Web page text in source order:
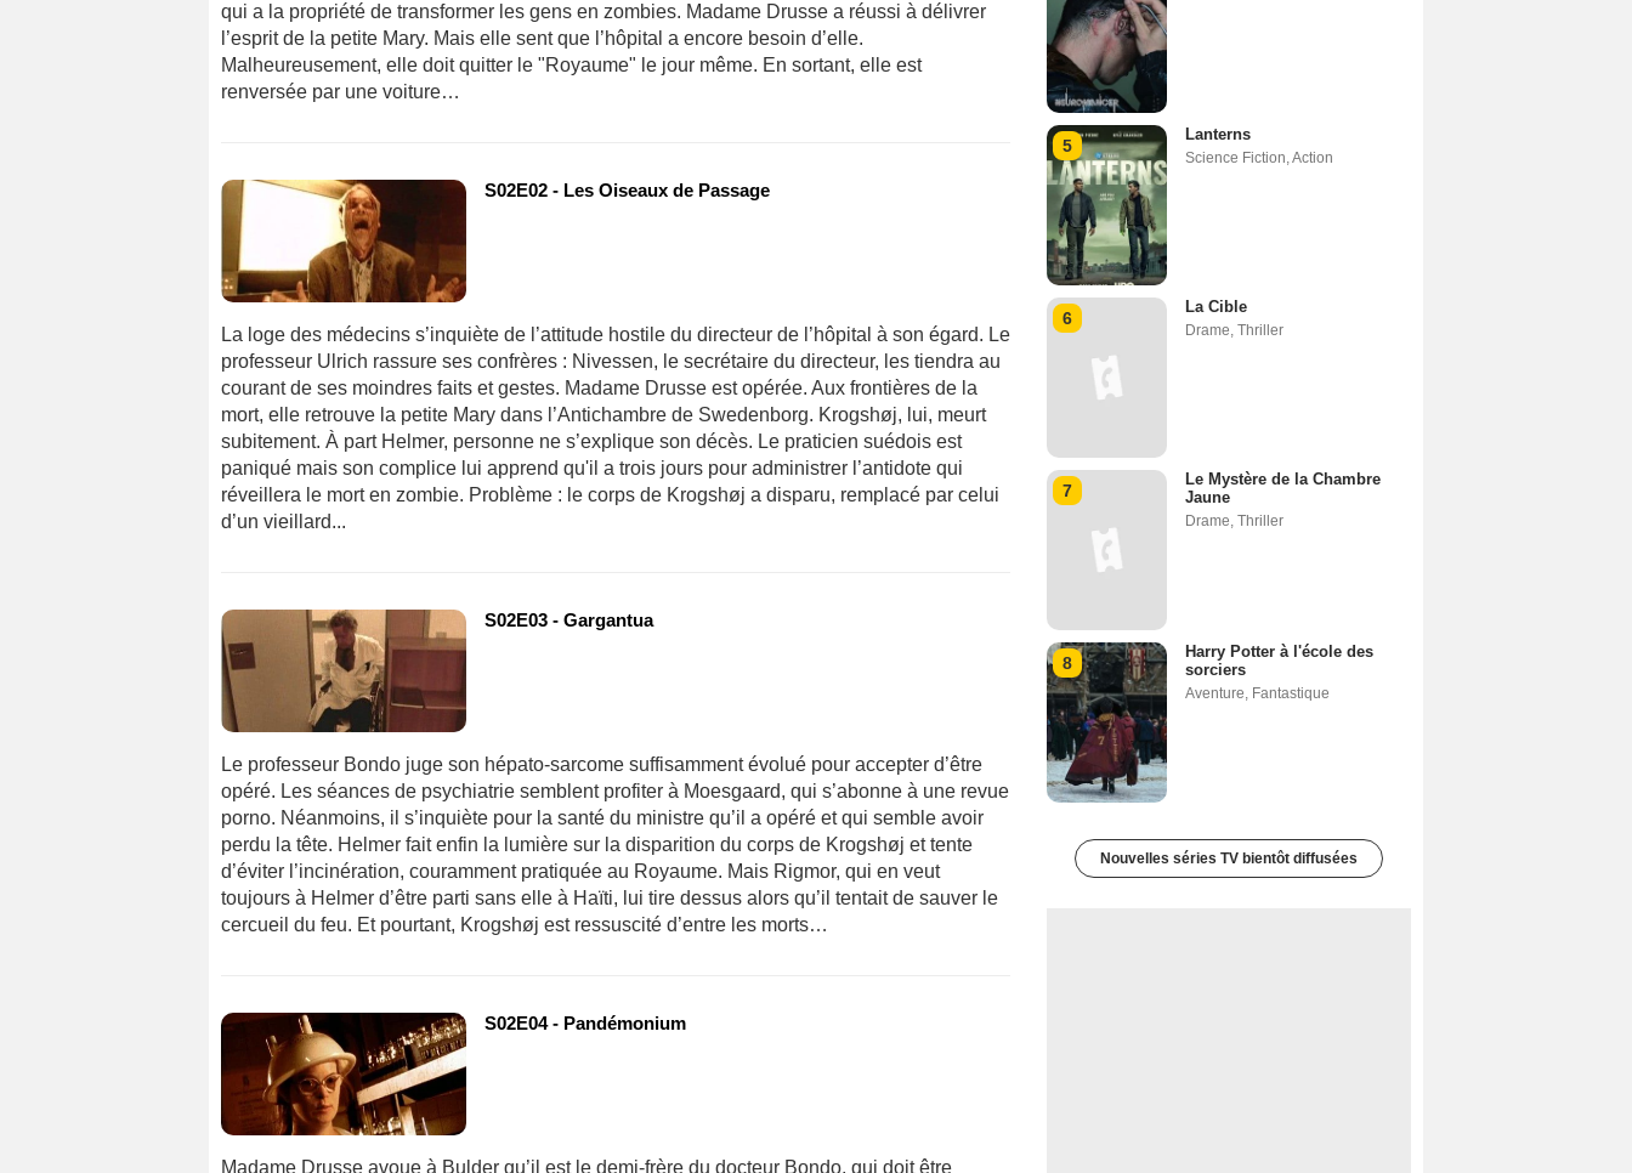
qui a la propriété de transformer les gens en zombies. Madame Drusse a réussi à délivrer
l’esprit de la petite Mary. Mais elle sent que l’hôpital a encore besoin d’elle.
Malheureusement, elle doit quitter le "Royaume" le jour même. En sortant, elle est
renversée par une voiture…
S02E02 - Les Oiseaux de Passage
La loge des médecins s’inquiète de l’attitude hostile du directeur de l’hôpital à son égard. Le
professeur Ulrich rassure ses confrères : Nivessen, le secrétaire du directeur, les tiendra au
courant de ses moindres faits et gestes. Madame Drusse est opérée. Aux frontières de la
mort, elle retrouve la petite Mary dans l’Antichambre de Swedenborg. Krogshøj, lui, meurt
subitement. À part Helmer, personne ne s’explique son décès. Le praticien suédois est
paniqué mais son complice lui apprend qu'il a trois jours pour administrer l’antidote qui
réveillera le mort en zombie. Problème : le corps de Krogshøj a disparu, remplacé par celui
d’un vieillard...
S02E03 - Gargantua
Le professeur Bondo juge son hépato-sarcome suffisamment évolué pour accepter d’être
opéré. Les séances de psychiatrie semblent profiter à Moesgaard, qui s’abonne à une revue
porno. Néanmoins, il s’inquiète pour la santé du ministre qu’il a opéré et qui semble avoir
perdu la tête. Helmer fait enfin la lumière sur la disparition du corps de Krogshøj et tente
d’éviter l’incinération, couramment pratiquée au Royaume. Mais Rigmor, qui en veut
toujours à Helmer d’être parti sans elle à Haïti, lui tire dessus alors qu’il tentait de sauver le
cercueil du feu. Et pourtant, Krogshøj est ressuscité d’entre les morts…
S02E04 - Pandémonium
Madame Drusse avoue à Bulder qu’il est le demi-frère du docteur Bondo, qui doit être
5
Lanterns
Science Fiction Action
6
La Cible
Drame Thriller
7
Le Mystère de la Chambre
Jaune
Drame Thriller
8
Harry Potter à l'école des
sorciers
Aventure Fantastique
Nouvelles séries TV bientôt diffusées